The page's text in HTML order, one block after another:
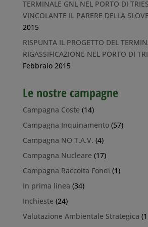
TERMINALE GNL NEL PORTO DI
VINCOLANTE IL PARERE DELLA
2015
RISPUNTA IL PROGETTO DEL
RIGASSIFICAZIONE NEL PORTO DI
Febbraio 2015
Le nostre campagne
Campagna Coste (14)
Campagna Inquinamento(57)
Campagna NO T.A.V. (4)
Campagna Nucleare (17)
Campagna Raccolta Fondi (1)
In prima linea (34)
Inchieste (24)
Valutazione Ambientale Strategica